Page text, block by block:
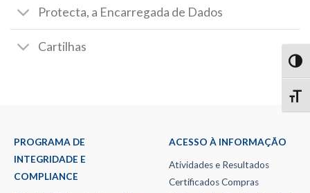
Protecta, a Encarregada de Dados
Cartilhas
PROGRAMA DE
INTEGRIDADE E
COMPLIANCE
ACESSO À INFORMAÇÃO
Atividades e Resultados
Certificados Compras